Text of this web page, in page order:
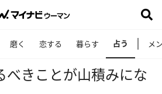
磨く 恋する 暮らす 占う メ
べきことが山積みにな